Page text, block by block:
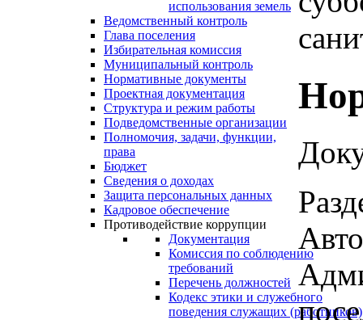
использования земель
Ведомственный контроль
Глава поселения
Избирательная комиссия
Муниципальный контроль
Нормативные документы
Проектная документация
Структура и режим работы
Подведомственные организации
Полномочия, задачи, функции,
права
Бюджет
Сведения о доходах
Защита персональных данных
Кадровое обеспечение
Противодействие коррупции
Документация
Комиссия по соблюдению
требований
Перечень должностей
Кодекс этики и служебного
поведения служащих (работников)